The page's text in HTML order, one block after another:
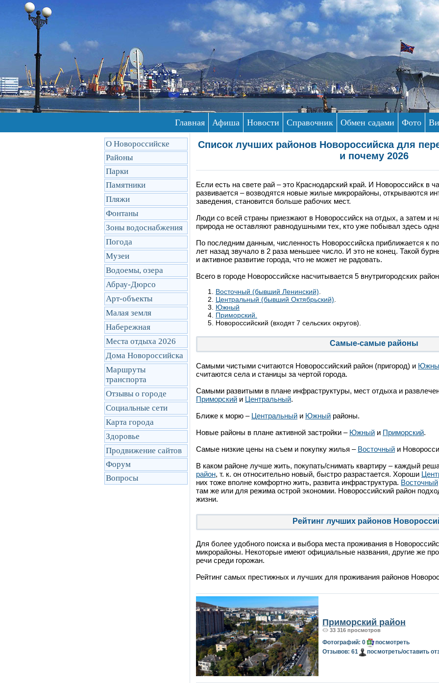
Главная Афиша Новости Справочник Обмен садами Фото
О Новороссийске
Районы
Парки
Памятники
Пляжи
Фонтаны
Зоны водоснабжения
Погода
Музеи
Водоемы, озера
Абрау-Дюрсо
Арт-объекты
Малая земля
Набережная
Места отдыха 2026
Дома Новороссийска
Маршруты
транcпорта
Отзывы о городе
Социальные сети
Карта города
Здоровье
Продвижение сайтов
Форум
Вопросы
Список лучших районов Новороссийска для
и почему 2026
Если есть на свете рай – это Краснодарский край. И Новороссийск в
развивается – возводятся новые жилые микрорайоны, открываются
заведения, становится больше рабочих мест.
Люди со всей страны приезжают в Новороссийск на отдых, а затем и
природа не оставляют равнодушными тех, кто уже побывал здесь
По последним данным, численность Новороссийска приближается к
лет назад звучало в 2 раза меньшее число. И это не конец. Такой
и активное развитие города, что не может не радовать.
Всего в городе Новороссийске насчитывается 5 внутригородских
Восточный (бывший Ленинский)
Центральный (бывший Октябрьский)
Южный
Приморский.
Новороссийский (входят 7 сельских округов).
Самые-самые районы
Самыми чистыми считаются Новороссийский район (пригород) и
считаются села и станицы за чертой города.
Самыми развитыми в плане инфраструктуры, мест отдыха и
Приморский и Центральный.
Ближе к морю – Центральный и Южный районы.
Новые районы в плане активной застройки – Южный и Приморский.
Самые низкие цены на съем и покупку жилья – Восточный и
В каком районе лучше жить, покупать/снимать квартиру – каждый
район, т. к. он относительно новый, быстро разрастается. Хороши
них тоже вполне комфортно жить, развита инфраструктура. Восточный
там же или для режима острой экономии. Новороссийский район
жизни.
Рейтинг лучших районов
Для более удобного поиска и выбора места проживания в
микрорайоны. Некоторые имеют официальные названия, другие же
речи среди горожан.
Рейтинг самых престижных и лучших для проживания районов
Приморский район
33 316 просмотров
Фотографий: 0
посмотреть
Отзывов: 61
посмотреть/оставить